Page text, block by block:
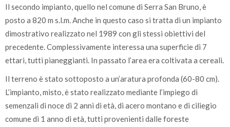
Il secondo impianto, quello nel comune di Serra San Bruno, è
posto a 820 m s.l.m. Anche in questo caso si tratta di un impianto
dimostrativo realizzato nel 1989 con gli stessi obiettivi del
precedente. Complessivamente interessa una superficie di 7
ettari, tutti pianeggianti. In passato l’area era coltivata a cereali.
Il terreno è stato sottoposto a un’aratura profonda (60-80 cm).
L’impianto, misto, è stato realizzato mediante l’impiego di
semenzali di noce di 2 anni di età, di acero montano e di ciliegio
comune di 1 anno di età, tutti provenienti dalle foreste